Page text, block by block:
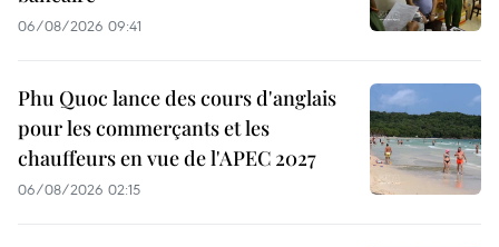
06/08/2026 09:41
Phu Quoc lance des cours d'anglais
pour les commerçants et les
chauffeurs en vue de l'APEC 2027
06/08/2026 02:15